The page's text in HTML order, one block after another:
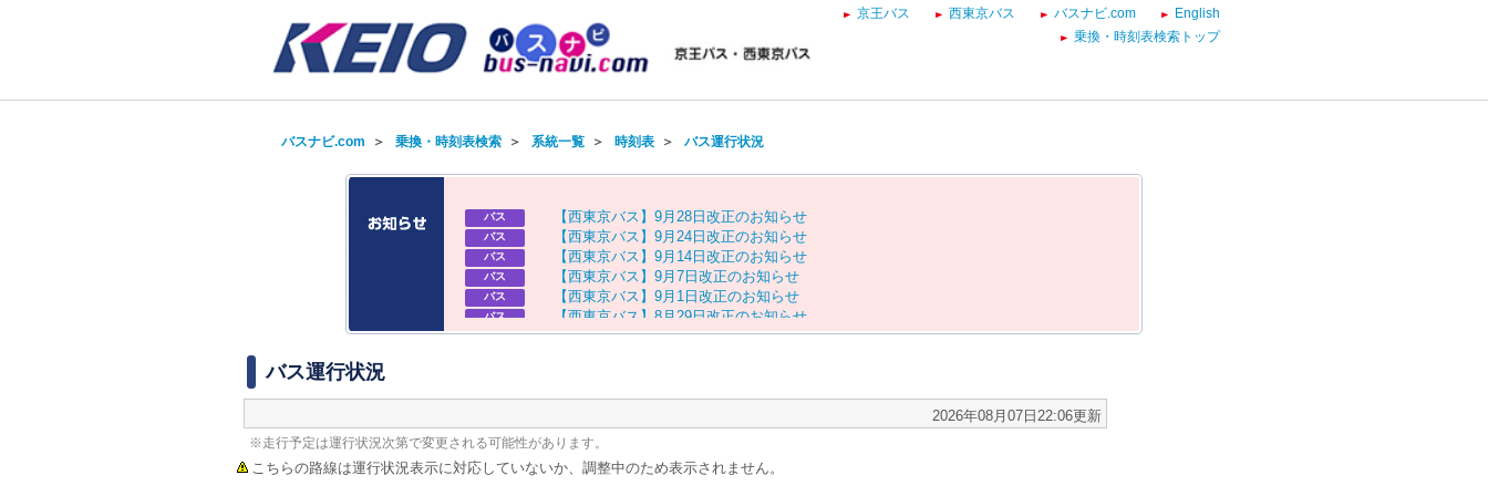
京王バス 西東京バス バスナビ.com
English
乗換・時刻表検索トップ
バスナビ.com ＞ 乗換・時刻表検索＞ 系統一覧＞ 時刻表＞ バス運行状況
バス 【西東京バス 】 9月 28 日 改正のお知 らせ
バス 【西東京バス 】 9月 24 日 改正のお知 らせ
バス 【西東京バス 】 9月 14 日 改正のお知 らせ
バス 【西東京バス 】 9月 7 日 改正のお知 らせ
バス 【西東京バス 】 9月 1 日 改正のお知 らせ
バス 【西東京バス 】 8 月 29日改正のお知 らせ
バス 【京王バス】お盆ダイヤのお知らせ
バス運行状況
2026年08月07日22:06更新
※走行予定は運行状況次第で変更される可能性があります。
こちらの路線は運行状況表示に対応していないか、調整中のため表示されません。